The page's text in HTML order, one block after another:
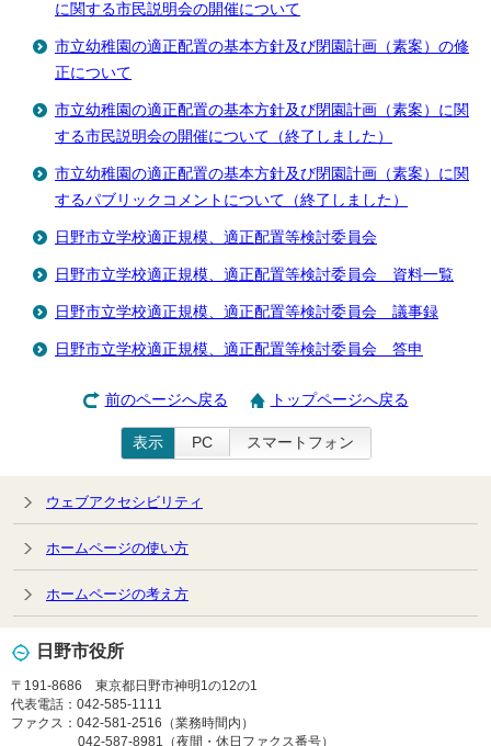
に関する市民説明会の開催について
市立幼稚園の適正配置の基本方針及び閉園計画（素案）の修
正について
市立幼稚園の適正配置の基本方針及び閉園計画（素案）に関
する市民説明会の開催について（終了しました）
市立幼稚園の適正配置の基本方針及び閉園計画（素案）に関
するパブリックコメントについて（終了しました）
日野市立学校適正規模、適正配置等検討委員会
日野市立学校適正規模、適正配置等検討委員会 資料一覧
日野市立学校適正規模、適正配置等検討委員会 議事録
日野市立学校適正規模、適正配置等検討委員会 答申
前のページへ戻る トップページへ戻る
表示 PC スマートフォン
ウェブアクセシビリティ
ホームページの使い方
ホームページの考え方
日野市役所
〒191-8686 東京都日野市神明1の12の1
代表電話：042-585-1111
ファクス：042-581-2516（業務時間内）
042-587-8981（夜間・休日ファクス番号）